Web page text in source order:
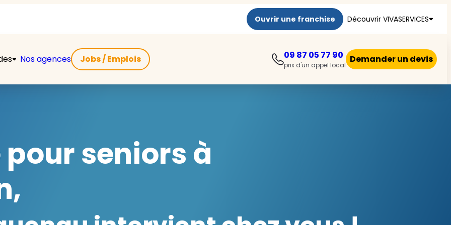
Ouvrir une franchise Découvrir VIVASERVICES
Nos agences Jobs / Emplois 09 87 05 77 90
prix d'un appel local
Demander un devis
seniors à